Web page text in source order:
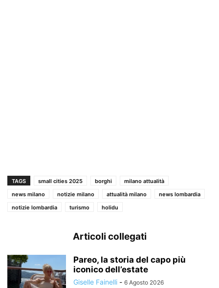
TAGS small cities 2025 borghi
milano attualità
news milano
notizie milano attualità milano
news lombardia
notizie lombardia
turismo holidu
Articoli collegati
Pareo, la storia del capo più
iconico dell’estate
Giselle Fainelli - 6 Agosto 2026